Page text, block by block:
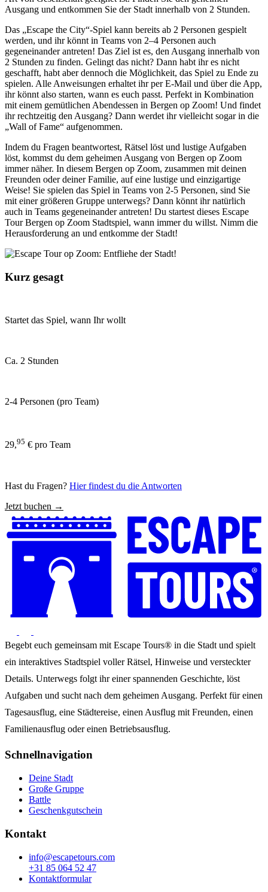
Ausgang und entkommen Sie der Stadt innerhalb von 2 Stunden.
Das „Escape the City“-Spiel kann bereits ab 2 Personen gespielt
werden, und ihr könnt in Teams von 2–4 Personen auch
gegeneinander antreten! Das Ziel ist es, den Ausgang innerhalb von
2 Stunden zu finden. Gelingt das nicht? Dann habt ihr es nicht
geschafft, habt aber dennoch die Möglichkeit, das Spiel zu Ende zu
spielen. Alle Anweisungen erhaltet ihr per E-Mail und über die App,
ihr könnt also starten, wann es euch passt. Perfekt in Kombination
mit einem gemütlichen Abendessen in Bergen op Zoom! Und findet
ihr rechtzeitig den Ausgang? Dann werdet ihr vielleicht sogar in die
„Wall of Fame“ aufgenommen.
Indem du Fragen beantwortest, Rätsel löst und lustige Aufgaben
löst, kommst du dem geheimen Ausgang von Bergen op Zoom
immer näher. In diesem Bergen op Zoom, zusammen mit deinen
Freunden oder deiner Familie, auf eine lustige und einzigartige
Weise! Sie spielen das Spiel in Teams von 2-5 Personen, sind Sie
mit einer größeren Gruppe unterwegs? Dann könnt ihr natürlich
auch in Teams gegeneinander antreten! Du startest dieses Escape
Tour Bergen op Zoom Stadtspiel, wann immer du willst. Nimm die
Herausforderung an und entkomme der Stadt!
Kurz gesagt
Startet das Spiel, wann Ihr wollt
Ca. 2 Stunden
2-4 Personen (pro Team)
29,95 € pro Team
Hast du Fragen? Hier findest du die Antworten
Jetzt buchen →
Begebt euch gemeinsam mit Escape Tours® in die Stadt und spielt
ein interaktives Stadtspiel voller Rätsel, Hinweise und versteckter
Details. Unterwegs folgt ihr einer spannenden Geschichte, löst
Aufgaben und sucht nach dem geheimen Ausgang. Perfekt für einen
Tagesausflug, eine Städtereise, einen Ausflug mit Freunden, einen
Familienausflug oder einen Betriebsausflug.
Schnellnavigation
Deine Stadt
Große Gruppe
Battle
Geschenkgutschein
Kontakt
info@escapetours.com
+31 85 064 52 47
Kontaktformular